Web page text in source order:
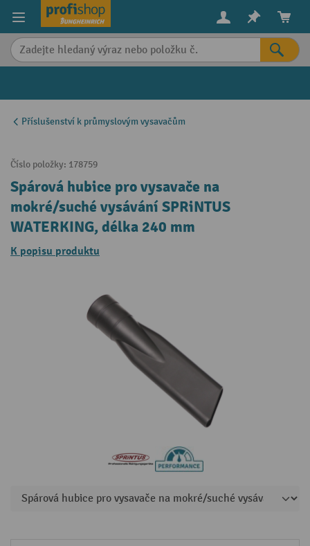
content
Příslušenství k průmyslovým vysavačům
Číslo položky: 178759
Spárová hubice pro vysavače na
mokré/suché vysávání SPRiNTUS
WATERKING, délka 240 mm
K popisu produktu